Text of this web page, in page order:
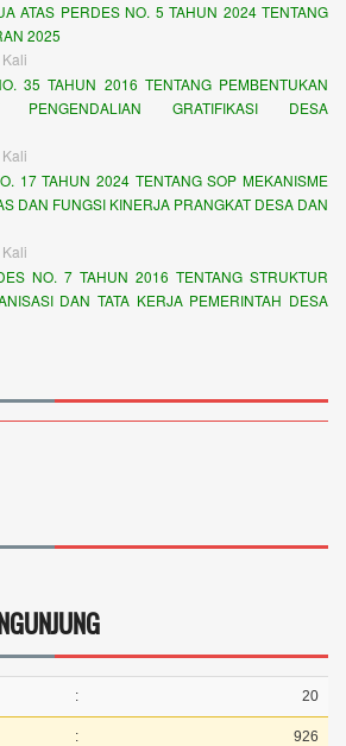
ATAS PERDES NO. 5 TAHUN 2024 TENTANG
2025
35 TAHUN 2016 TENTANG PEMBENTUKAN
PENGENDALIAN GRATIFIKASI DESA
17 TAHUN 2024 TENTANG SOP MEKANISME
DAN FUNGSI KINERJA PRANGKAT DESA DAN
NO. 7 TAHUN 2016 TENTANG STRUKTUR
DAN TATA KERJA PEMERINTAH DESA
: 20
: 926